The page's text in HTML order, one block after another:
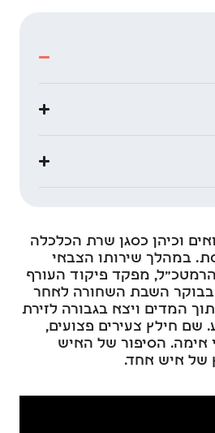
וכיהן כסגן שרת הכלכלה
במהלך שירותו הצבאי
הרמטכ"ל, מפקד פיקוד העורף
השבת השחורה לאחר
המדים ויצא בגבורה לזירת
חילץ צעירים פצועים,
אימה. הסיפור של האיש
של איש אחד.